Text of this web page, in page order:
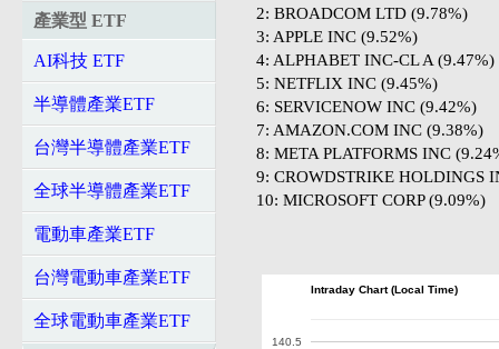
產業型 ETF
AI科技 ETF
半導體產業ETF
台灣半導體產業ETF
全球半導體產業ETF
電動車產業ETF
台灣電動車產業ETF
全球電動車產業ETF
2: BROADCOM LTD (9.78%)
3: APPLE INC (9.52%)
4: ALPHABET INC-CL A (9.47%)
5: NETFLIX INC (9.45%)
6: SERVICENOW INC (9.42%)
7: AMAZON.COM INC (9.38%)
8: META PLATFORMS INC
9: CROWDSTRIKE HOLDINGS
10: MICROSOFT CORP (9.09%)
Intraday Chart (Local Time)
140.5